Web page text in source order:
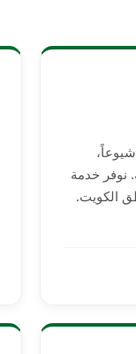
شيوعاً،
نوفر خدمة
الكويت.